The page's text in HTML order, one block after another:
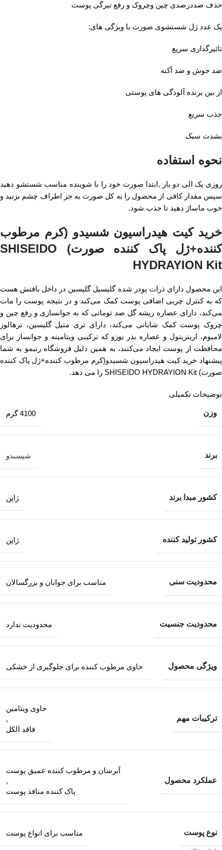
حذف صددرصدی چین وچروک و رفع تیرگی پوست
یک عدد ژل شستشوی صورت با ویژگی های:
تاثیرگذاری سریع
ضد جوش و ضد آکنه
از بین برنده آلودگی های پوستی
جذب سریع
بشدت سبک
نحوه استفاده
روزی یک الی دو بار ,ابتدا صورت خود را با شوینده مناسب شستشو دهید
سپس مقدار کافی از محصول را به کل صورت به جز اطراف چشم بزنید و
خوب ماساژ دهید تا جذب شود.
خرید کیت هیدراسیون شسیدو (کرم مرطوب
کننده+ژل پاک کننده صورت) SHISEIDO
HYDRAYION Kit
این محصول دارای ذرات پودر شده گلیسیل گلیسین در داخل بافتش هست
که به کنترل چربی اضافی پوست کمک می‌کند و در نتیجه پوست را مات
می‌‎کند، دارای عصاره ریشه گل صد تومانی که به جوانسازی و رفع چین و
چروک پوست کمک شایانی می‌‎کند، دارای تری متیل گلیسین، ترهالوز
لامیوم، اریتریتول و عصاره بذر یوزو که ترکیبی ویتامینه و جوانساز برای
محافظت از پوست ایجاد می‌کنند، به همین دلیل فروشگاه رنیمو به شما
پیشنهاد خرید کیت هیدراسیون شسیدو(کرم مرطوب کننده+ژل پاک کننده
صورت) SHISEIDO HYDRAYION Kit را می دهد.
توضیحات تکمیلی
وزن 4100 گرم
برند شیسیدو
کشور مبدا برند ژاپن
کشور تولید کننده ژاپن
محدودیت سنی مناسب برای جوانان و بزرگسالان
محدودیت جنسیت محدودیت ندارد
ویژگی محصول حاوی مرطوب کننده برای جلوگیری از خشکی
ترکیبات مهم
حاوی ویتامین
,
فاقد الکل
عملکرد محصول
آبرسان و مرطوب کننده عمیق پوست
,
پاک کننده منافذ پوست
نوع پوست مناسب برای انواع پوست